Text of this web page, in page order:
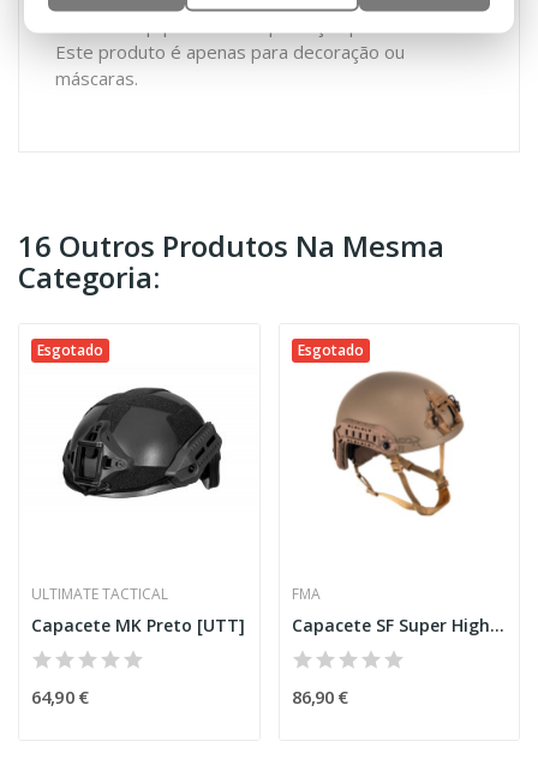
Este produto é apenas para decoração ou
máscaras.
16 Outros Produtos Na Mesma
Categoria:
Esgotado
ULTIMATE TACTICAL
Capacete MK Preto [UTT]
64,90 €
Esgotado
FMA
Capacete SF Super High Cut [FMA]
86,90 €